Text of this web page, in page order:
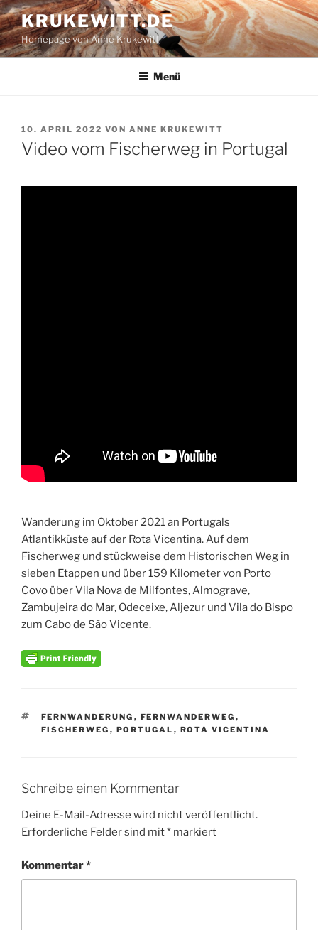
Zum
Inhalt
springen
KRUKEWITT.DE
Homepage von Anne Krukewitt
Menü
VERÖFFENTLICHT
AM
10. APRIL 2022 VON ANNE KRUKEWITT
Video vom Fischerweg in Portugal
Wanderung im Oktober 2021 an Portugals
Atlantikküste auf der Rota Vicentina. Auf dem
Fischerweg und stückweise dem Historischen Weg in
sieben Etappen und über 159 Kilometer von Porto
Covo über Vila Nova de Milfontes, Almograve,
Zambujeira do Mar, Odeceixe, Aljezur und Vila do Bispo
zum Cabo de São Vicente.
SCHLAGWÖRTER
FERNWANDERUNG , FERNWANDERWEG ,
FISCHERWEG , PORTUGAL , ROTA VICENTINA
Schreibe einen Kommentar
Deine E-Mail-Adresse wird nicht veröffentlicht.
Erforderliche Felder sind mit* markiert
Kommentar*